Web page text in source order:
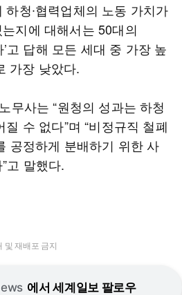
청∙협력업체의 노동 가치가
지에 대해서는 50대의
고 답해 모든 세대 중 가장 높
가장 낮았다.
무사는 “원청의 성과는 하청
수 없다”며 “비정규직 철폐
공정하게 분배하기 위한 사
고 말했다.
및 재배포 금지
에서 세계일보 팔로우